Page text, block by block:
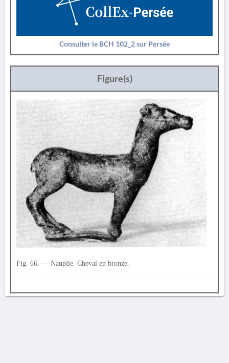
Consulter le BCH 102_2 sur Persée
Figure(s)
Fig. 66. — Nauplie. Cheval en bronze.